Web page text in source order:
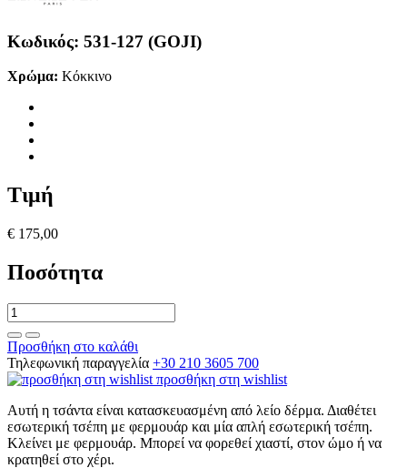
Κωδικός: 531-127 (GOJI)
Χρώμα: Κόκκινο
Τιμή
€ 175,00
Ποσότητα
Προσθήκη στο καλάθι
Τηλεφωνική παραγγελία +30 210 3605 700
προσθήκη στη wishlist
Αυτή η τσάντα είναι κατασκευασμένη από λείο δέρμα. Διαθέτει
εσωτερική τσέπη με φερμουάρ και μία απλή εσωτερική τσέπη.
Κλείνει με φερμουάρ. Μπορεί να φορεθεί χιαστί, στον ώμο ή να
κρατηθεί στο χέρι.